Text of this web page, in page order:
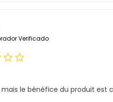
Verificado
mais le bénéfice du produit est